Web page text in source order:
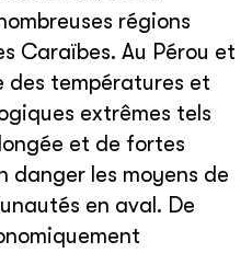
régions
Caraïbes. Au Pérou et
des températures et
extrêmes tels
et de fortes
danger les moyens de
en aval. De